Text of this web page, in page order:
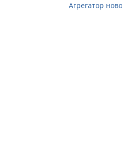
Агрегатор